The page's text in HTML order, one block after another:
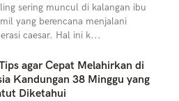
sering muncul di kalangan ibu
yang berencana menjalani
caesar. Hal ini k...
agar Cepat Melahirkan di
Kandungan 38 Minggu yang
Diketahui